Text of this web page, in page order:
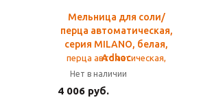
Мельница для соли/
перца автоматическая,
серия MILANO, белая,
Adhoc
Нет в наличии
4 006 руб.